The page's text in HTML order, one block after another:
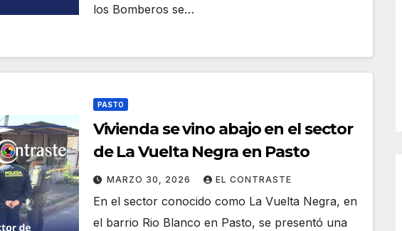
los Bomberos se…
PASTO
Vivienda se vino abajo en el sector
de La Vuelta Negra en Pasto
MARZO 30, 2026 EL CONTRASTE
En el sector conocido como La Vuelta Negra, en
el barrio Rio Blanco en Pasto, se presentó una